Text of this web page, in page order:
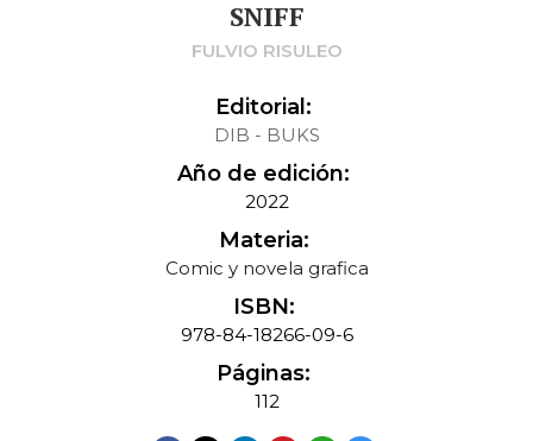
SNIFF
FULVIO RISULEO
Editorial:
DIB - BUKS
Año de edición:
2022
Materia:
Comic y novela grafica
ISBN:
978-84-18266-09-6
Páginas:
112